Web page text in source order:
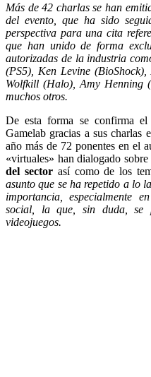
Más de 42 charlas se han
del evento, que ha sido
perspectiva para una cita
que han unido de forma
autorizadas de la industria
(PS5), Ken Levine
Wolfkill (Halo), Amy Henning
muchos otros.
De esta forma se confirma el
Gamelab gracias a sus charlas
año más de 72 ponentes en el
«virtuales» han dialogado sobre
del sectorasí como de los
asunto que se ha repetido a lo
importancia, especialmente
social, la que, sin duda, se
videojuegos.